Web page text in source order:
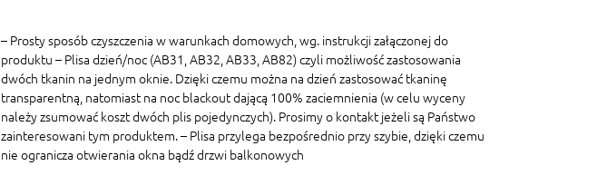
– Prosty sposób czyszczenia w warunkach domowych, wg. instrukcji załączonej do
produktu – Plisa dzień/noc (AB31, AB32, AB33, AB82) czyli możliwość zastosowania
dwóch tkanin na jednym oknie. Dzięki czemu można na dzień zastosować tkaninę
transparentną, natomiast na noc blackout dającą 100% zaciemnienia (w celu wyceny
należy zsumować koszt dwóch plis pojedynczych). Prosimy o kontakt jeżeli są Państwo
zainteresowani tym produktem. – Plisa przylega bezpośrednio przy szybie, dzięki czemu
nie ogranicza otwierania okna bądź drzwi balkonowych